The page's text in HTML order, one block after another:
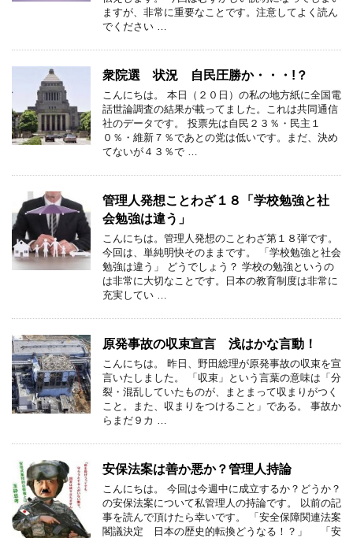
ますが、非常に重要なことです。注意してよく読ん
でください …
衆院選 状況 自民圧勝か・・・!？
こんにちは。 本日（２０日）の私の地方紙に全国電
話世論調査の結果が載ってました。これは共同通信
社のデータです。 投票先は自民２３％・民主１
０％・維新７％であとの党は低いです。まだ、決め
てないが４３％で …
管理人発想ことわざ１８「学校勉強と社
会勉強は違う」
こんにちは。管理人発想のことわざ第１８弾です。
今回は、単純明快そのままです。 「学校勉強と社会
勉強は違う」 どうでしょう？ 学校の勉強というの
は非常に大切なことです。日本の教育制度は非常に
充実してい …
原発事故の収束宣言 浅はかな言動！
こんにちは。 昨日、野田総理が原発事故の収束を宣
言いたしました。 「収束」という言葉の意味は「分
裂・混乱していたものが、まとまって収まりがつく
こと。また、収まりをつけること」である。 事故か
らまだ９カ …
安保法案は善か悪か？管理人持論
こんにちは。 今回は今週中に成立するか？どうか？
の安保法案について私管理人の持論です。 以前の記
事を読んで頂けたら幸いです。 「安全保障関連法案
閣議決定 日本の歴史的転換どうなる！？」 「安